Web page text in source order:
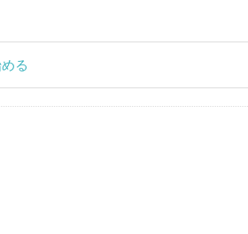
る